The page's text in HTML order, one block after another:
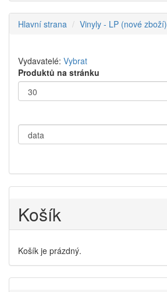
Hlavní strana Vinyly - LP (nové zboží)
Vydavatelé: Vybrat
Produktů na stránku
Košík
Košík je prázdný.